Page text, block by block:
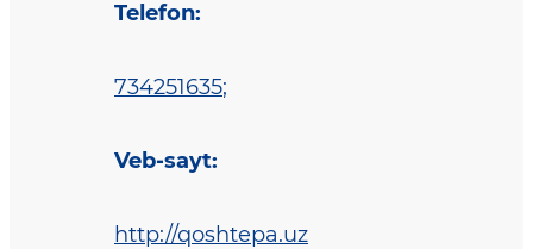
Telefon:
734251635;
Veb-sayt:
http://qoshtepa.uz